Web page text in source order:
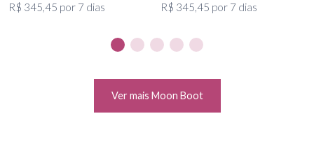
R$ 345,45 por 7 dias
R$ 345,45 por 7 dias
Ver mais Moon Boot